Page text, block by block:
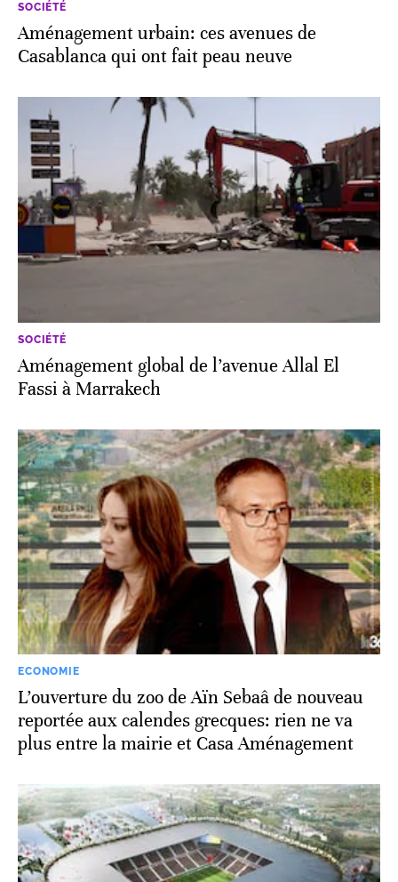
SOCIÉTÉ
Aménagement urbain: ces avenues de
Casablanca qui ont fait peau neuve
SOCIÉTÉ
Aménagement global de l’avenue Allal El
Fassi à Marrakech
ECONOMIE
L’ouverture du zoo de Aïn Sebaâ de nouveau
reportée aux calendes grecques: rien ne va
plus entre la mairie et Casa Aménagement